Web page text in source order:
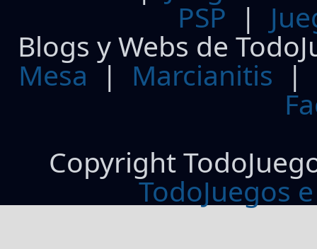
PSP |
Blogs y Webs de
Mesa | Marcianitis |
Copyright
TodoJuegos